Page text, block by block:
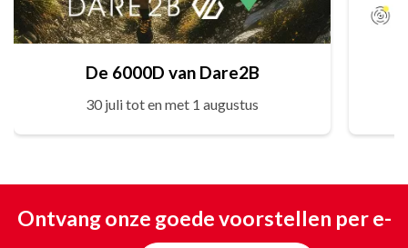
De 6000D van Dare2B
30 juli tot en met 1 augustus
Ontvang onze goede voorstellen per e-